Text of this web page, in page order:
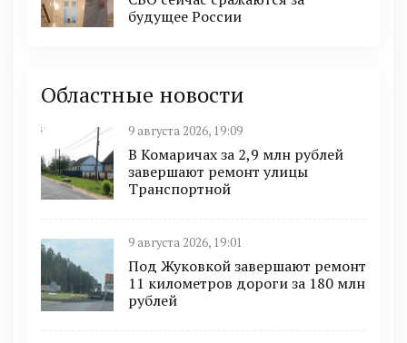
будущее России
Областные новости
9 августа 2026, 19:09
В Комаричах за 2,9 млн рублей
завершают ремонт улицы
Транспортной
9 августа 2026, 19:01
Под Жуковкой завершают ремонт
11 километров дороги за 180 млн
рублей